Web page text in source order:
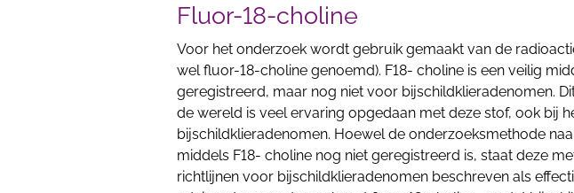
Fluor-18-choline
Voor het onderzoek wordt gebruik gemaakt van de
wel fluor-18-choline genoemd). F18- choline is een veilig
geregistreerd, maar nog niet voor bijschildklieradenomen.
de wereld is veel ervaring opgedaan met deze stof, ook bij
bijschildklieradenomen. Hoewel de onderzoeksmethode
middels F18- choline nog niet geregistreerd is, staat deze
richtlijnen voor bijschildklieradenomen beschreven als